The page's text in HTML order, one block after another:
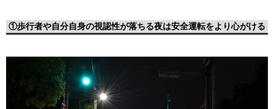
①歩行者や自分自身の視認性が落ちる夜は安全運転をより心がける